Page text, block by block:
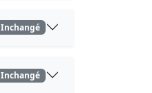
Inchangé
Inchangé